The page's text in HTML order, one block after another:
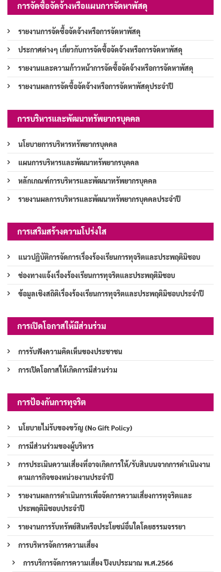
การจัดซื้อจัดจ้างหรือแผนการจัดหาพัสดุ
รายงานการจัดซื้อจัดจ้างหรือการจัดหาพัสดุ
ประกาศต่างๆ เกี่ยวกับการจัดซื้อจัดจ้างหรือการจัดหาพัสดุ
รายงานและความก้าวหน้าการจัดซื้อจัดจ้างหรือการจัดหาพัสดุ
รายงานผลการจัดซื้อจัดจ้างหรือการจัดหาพัสดุประจำปี
การบริหารและพัฒนาทรัพยากรบุคคล
นโยบายการบริหารทรัพยากรบุคคล
แผนการบริหารและพัฒนาทรัพยากรบุคคล
หลักเกณฑ์การบริหารและพัฒนาทรัพยากรบุคคล
รายงานผลการบริหารและพัฒนาทรัพยากรบุคคลประจำปี
การเสริมสร้างความโปร่งใส
แนวปฏิบัติการจัดการเรื่องร้องเรียนการทุจริตและประพฤติมิชอบ
ช่องทางแจ้งเรื่องร้องเรียนการทุจริตและประพฤติมิชอบ
ข้อมูลเชิงสถิติเรื่องร้องเรียนการทุจริตและประพฤติมิชอบประจำปี
การเปิดโอกาสให้มีส่วนร่วม
การรับฟังความคิดเห็นของประชาชน
การเปิดโอกาสให้เกิดการมีส่วนร่วม
การป้องกันการทุจริต
นโยบายไม่รับของขวัญ (No Gift Policy)
การมีส่วนร่วมของผู้บริหาร
การประเมินความเสี่ยงที่อาจเกิดการให้/รับสินบนจากการดำเนินงาน
ตามภารกิจของหน่วยงานประจำปี
รายงานผลการดำเนินการเพื่อจัดการความเสี่ยงการทุจริตและ
ประพฤติมิชอบประจำปี
รายงานการรับทรัพย์สินหรือประโยชน์อื่นใดโดยธรรมจรรยา
การบริหารจัดการความเสี่ยง
การบริการจัดการความเสี่ยง ปีงบประมาณ พ.ศ.2566